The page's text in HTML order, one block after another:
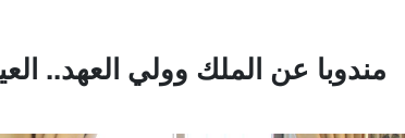
مندوبا عن الملك وولي العهد..